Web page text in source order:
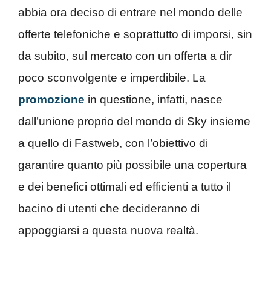
abbia ora deciso di entrare nel mondo delle
offerte telefoniche e soprattutto di imporsi, sin
da subito, sul mercato con un offerta a dir
poco sconvolgente e imperdibile. La
promozione in questione, infatti, nasce
dall’unione proprio del mondo di Sky insieme
a quello di Fastweb, con l’obiettivo di
garantire quanto più possibile una copertura
e dei benefici ottimali ed efficienti a tutto il
bacino di utenti che decideranno di
appoggiarsi a questa nuova realtà.